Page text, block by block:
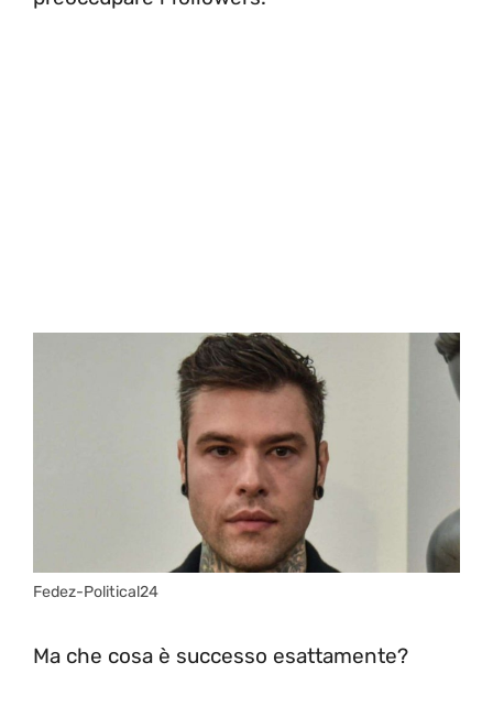
Fedez-Political24
Ma che cosa è successo esattamente?